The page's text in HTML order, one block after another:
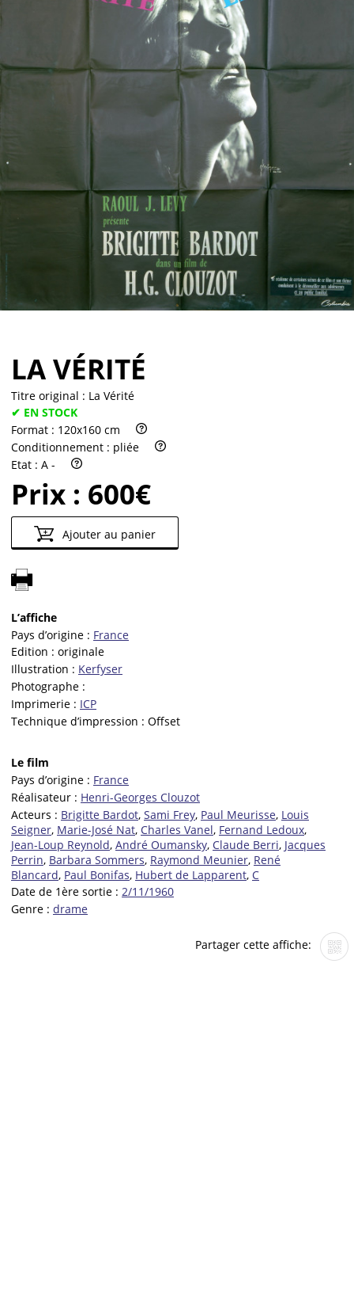
LA VÉRITÉ
Titre original : La Vérité
✔ EN STOCK
Format : 120x160 cm
Conditionnement : pliée
Etat : A -
Prix : 600€
Ajouter au panier
L’affiche
Pays d’origine : France
Edition : originale
Illustration : Kerfyser
Photographe :
Imprimerie : ICP
Technique d’impression : Offset
Le film
Pays d’origine : France
Réalisateur : Henri-Georges Clouzot
Acteurs : Brigitte Bardot, Sami Frey, Paul Meurisse, Louis
Seigner, Marie-José Nat, Charles Vanel, Fernand Ledoux,
Jean-Loup Reynold, André Oumansky, Claude Berri, Jacques
Perrin, Barbara Sommers, Raymond Meunier, René
Blancard, Paul Bonifas, Hubert de Lapparent, C
Date de 1ère sortie : 2/11/1960
Genre : drame
Partager cette affiche: